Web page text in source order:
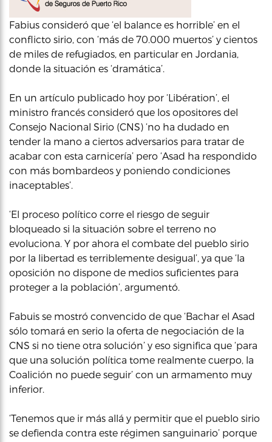
Fabius consideró que ‘el balance es horrible’ en el
conflicto sirio, con ‘más de 70.000 muertos’ y cientos
de miles de refugiados, en particular en Jordania,
donde la situación es ‘dramática’.
En un artículo publicado hoy por ‘Libération’, el
ministro francés consideró que los opositores del
Consejo Nacional Sirio (CNS) ‘no ha dudado en
tender la mano a ciertos adversarios para tratar de
acabar con esta carnicería’ pero ‘Asad ha respondido
con más bombardeos y poniendo condiciones
inaceptables’.
‘El proceso político corre el riesgo de seguir
bloqueado si la situación sobre el terreno no
evoluciona. Y por ahora el combate del pueblo sirio
por la libertad es terriblemente desigual’, ya que ‘la
oposición no dispone de medios suficientes para
proteger a la población’, argumentó.
Fabuis se mostró convencido de que ‘Bachar el Asad
sólo tomará en serio la oferta de negociación de la
CNS si no tiene otra solución’ y eso significa que ‘para
que una solución política tome realmente cuerpo, la
Coalición no puede seguir’ con un armamento muy
inferior.
‘Tenemos que ir más allá y permitir que el pueblo sirio
se defienda contra este régimen sanguinario’ porque